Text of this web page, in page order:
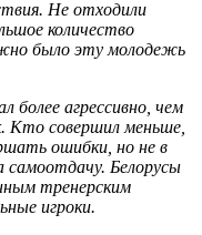
Не отходили
количество
было эту молодежь
более агрессивно, чем
Кто совершил меньше,
ошибки, но не в
Белорусы
тренерским
игроки.